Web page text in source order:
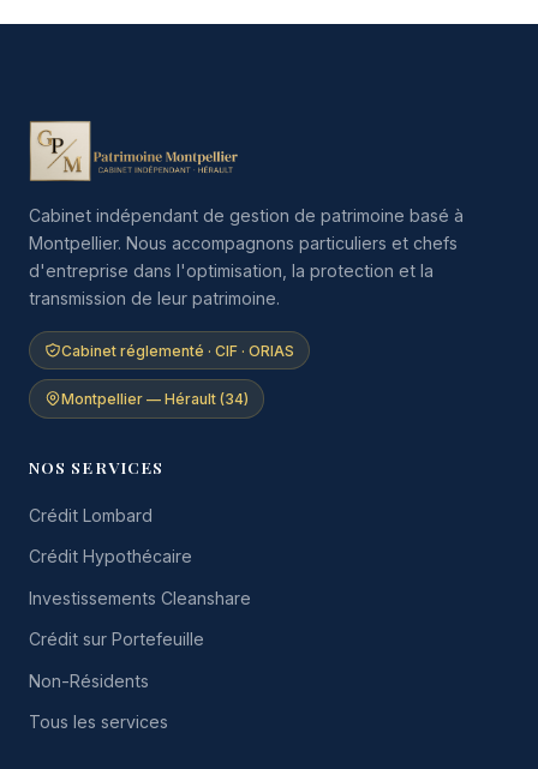
Cabinet indépendant de gestion de patrimoine basé à
Montpellier. Nous accompagnons particuliers et chefs
d'entreprise dans l'optimisation, la protection et la
transmission de leur patrimoine.
Cabinet réglementé · CIF · ORIAS
Montpellier — Hérault (34)
NOS SERVICES
Crédit Lombard
Crédit Hypothécaire
Investissements Cleanshare
Crédit sur Portefeuille
Non-Résidents
Tous les services